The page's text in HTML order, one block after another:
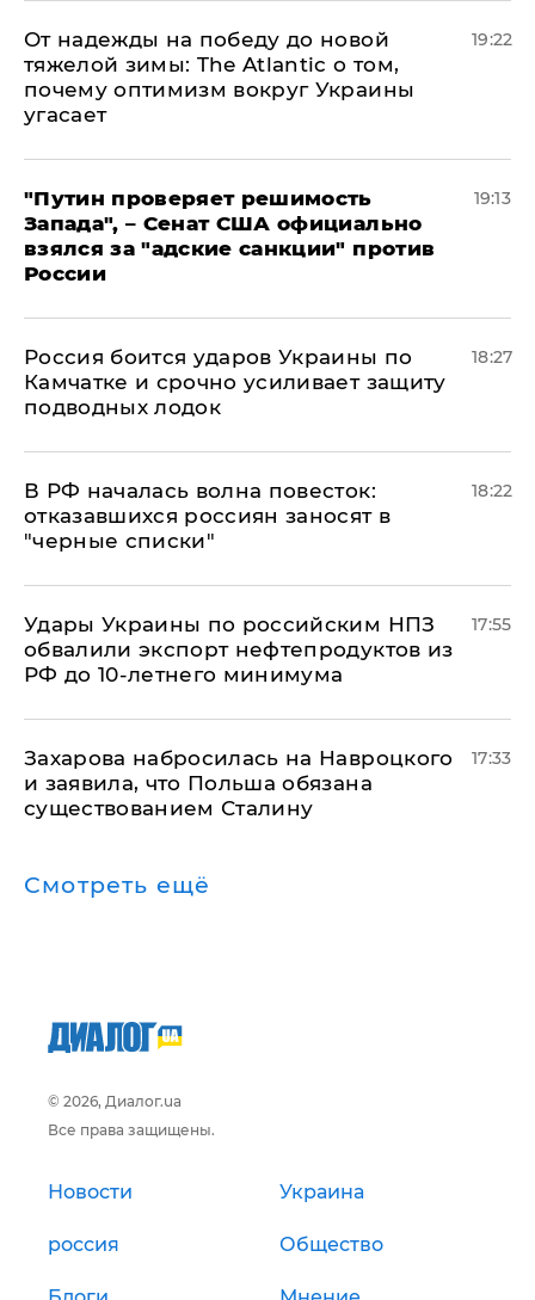
От надежды на победу до новой
тяжелой зимы: The Atlantic о том,
почему оптимизм вокруг Украины
угасает
19:22
"Путин проверяет решимость
Запада", – Сенат США официально
взялся за "адские санкции" против
России
19:13
Россия боится ударов Украины по
Камчатке и срочно усиливает защиту
подводных лодок
18:27
​В РФ началась волна повесток:
отказавшихся россиян заносят в
"черные списки"
18:22
Удары Украины по российским НПЗ
обвалили экспорт нефтепродуктов из
РФ до 10-летнего минимума
17:55
​Захарова набросилась на Навроцкого
и заявила, что Польша обязана
существованием Сталину
17:33
Смотреть ещё
© 2026, Диалог.ua
Все права защищены.
Новости Украина
россия Общество